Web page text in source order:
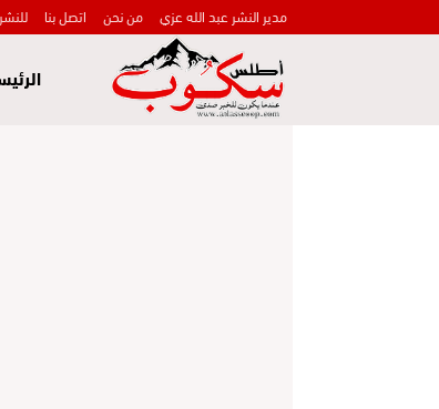
مدير النشر عبد الله عزي من نحن اتصل بنا